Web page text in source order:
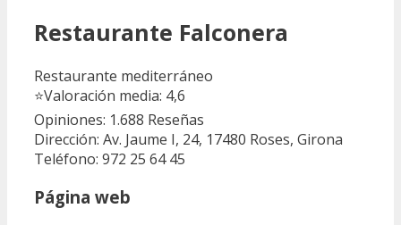
Restaurante Falconera
Restaurante mediterráneo
⭐Valoración media: 4,6
Opiniones: 1.688 Reseñas
Dirección: Av. Jaume I, 24, 17480 Roses, Girona
Teléfono: 972 25 64 45
Página web